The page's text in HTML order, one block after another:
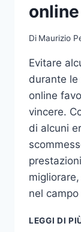
online
Di Maurizio
Evitare
durante
online
vincere.
di alcuni
nel
LEGGI DI